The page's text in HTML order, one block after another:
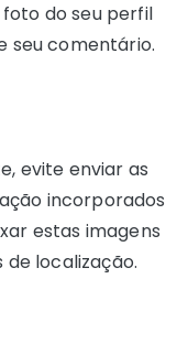
do seu perfil
seu comentário.
evite enviar as
incorporados
estas imagens
de localização.